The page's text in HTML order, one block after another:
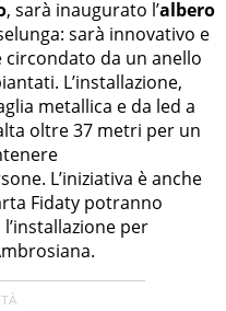
, sarà inaugurato l’albero
sarà innovativo e
circondato da un anello
L’installazione,
metallica e da led a
oltre 37 metri per un
L’iniziativa è anche
Fidaty potranno
per